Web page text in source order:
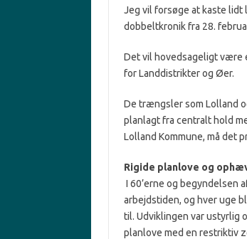
Jeg vil forsøge at kaste lidt
dobbeltkronik fra 28.
Det vil hovedsageligt være
for Landdistrikter og Øer.
De trængsler som Lolland
planlagt fra centralt hold
Lolland Kommune, må
Rigide planlove og
I 60’erne og begyndelsen
arbejdstiden, og hver uge
til. Udviklingen var ustyrlig
planlove med en restriktiv